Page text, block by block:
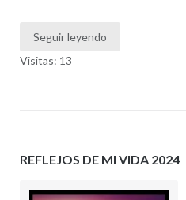
Seguir leyendo
Visitas: 13
REFLEJOS DE MI VIDA 2024